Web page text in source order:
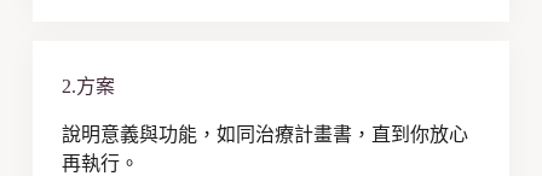
2.方案
說明意義與功能，如同治療計畫書，直到你放心
再執行。